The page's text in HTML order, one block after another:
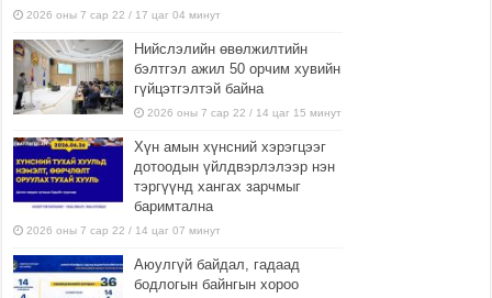
2026 оны 7 сар 22 / 17 цаг 04 минут
Нийслэлийн өвөлжилтийн
бэлтгэл ажил 50 орчим хувийн
гүйцэтгэлтэй байна
2026 оны 7 сар 22 / 14 цаг 15 минут
Хүн амын хүнсний хэрэгцээг
дотоодын үйлдвэрлэлээр нэн
тэргүүнд хангах зарчмыг
баримтална
2026 оны 7 сар 22 / 14 цаг 07 минут
Аюулгүй байдал, гадаад
бодлогын байнгын хороо